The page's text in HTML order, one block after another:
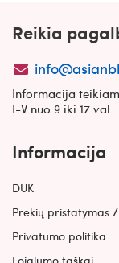
Reikia
Informacija
I-V nuo 9 iki 17 val.
Informacija
DUK
Prekių pristatymas /
Privatumo politika